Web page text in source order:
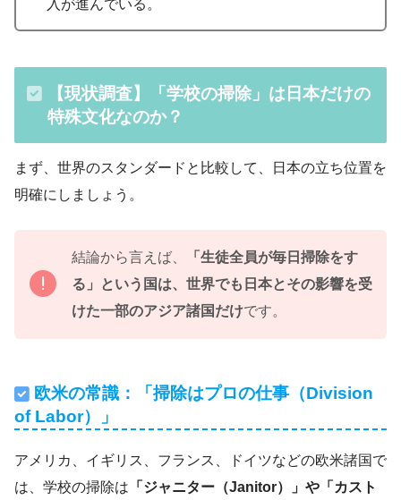
入が進んでいる。
【現状調査】「学校の掃除」は日本だけの
特殊文化なのか？
まず、世界のスタンダードと比較して、日本の立ち位置を
明確にしましょう。
結論から言えば、
「生徒全員が毎日掃除をす
る」という国は、世界でも日本とその影響を受
けた一部のアジア諸国だけです。
欧米の常識：「掃除はプロの仕事（Division
of Labor）」
アメリカ、イギリス、フランス、ドイツなどの欧米諸国で
は、学校の掃除は 「ジャニター（Janitor）」や「カスト